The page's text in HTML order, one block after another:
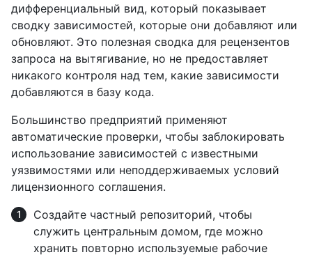
дифференциальный вид, который показывает
сводку зависимостей, которые они добавляют или
обновляют. Это полезная сводка для рецензентов
запроса на вытягивание, но не предоставляет
никакого контроля над тем, какие зависимости
добавляются в базу кода.
Большинство предприятий применяют
автоматические проверки, чтобы заблокировать
использование зависимостей с известными
уязвимостями или неподдерживаемых условий
лицензионного соглашения.
Создайте частный репозиторий, чтобы
служить центральным домом, где можно
хранить повторно используемые рабочие